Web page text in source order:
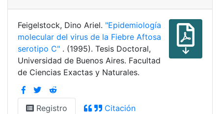
Feigelstock, Dino Ariel. "Epidemiología
molecular del virus de la Fiebre Aftosa
serotipo C" . (1995). Tesis Doctoral,
Universidad de Buenos Aires. Facultad
de Ciencias Exactas y Naturales.
Registro Citación